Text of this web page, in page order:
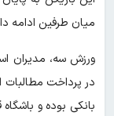
میان طرفین ادامه
ورزش سه، مدیران
در پرداخت
بانکی بوده و